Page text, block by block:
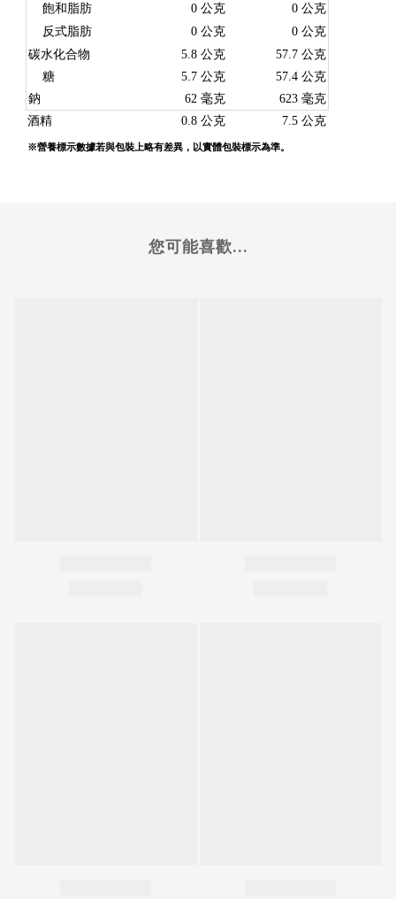
飽和脂肪
0 公克 0 公克
反式脂肪
0 公克 0 公克
碳水化合物
5.8 公克 57.7 公克
糖
5.7 公克 57.4 公克
鈉
62 毫克 623 毫克
酒精
0.8 公克 7.5 公克
※營養標示數據若與包裝上略有差異，以實體包裝標示為準。
您可能喜歡...